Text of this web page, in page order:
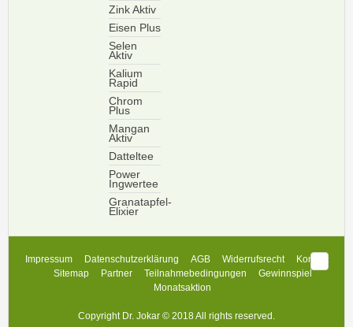
Zink Aktiv
Eisen Plus
Selen
Aktiv
Kalium
Rapid
Chrom
Plus
Mangan
Aktiv
Datteltee
Power
Ingwertee
Granatapfel-
Elixier
Impressum Datenschutzerklärung AGB Widerrufsrecht
Kontakt
Sitemap
Partner Teilnahmebedingungen
Gewinnspiel
Monatsaktion
Copyright Dr. Jokar © 2018 All rights reserved.